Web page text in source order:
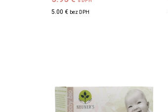
5.00 € bez DPH